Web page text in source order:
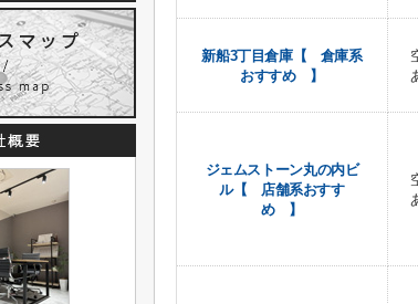
新船3丁目倉庫【 倉庫系
おすすめ 】
ジェムストーン丸の内ビ
ル【 店舗系おすす
め 】